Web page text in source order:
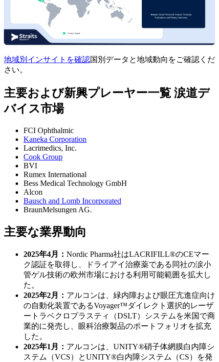
地域別インサイトを確認国別データと地域動向をご確認くだ
さい。
主要および新興プレーヤー一覧 涙道デ
バイス市場
FCI Ophthalmic
Kaneka Corporation
Lacrimedics, Inc.
Cook Group
BVI
Rumex International
Bess Medical Technology GmbH
Alcon
Bausch and Lomb Incorporated
BraunMelsungen AG.
主要な業界動向
2025年4月： Nordic Pharma社はLACRIFILL®のCEマー
ク認証を取得し、ドライアイ治療薬である同社の涙小
管ゲル技術の欧州市場における利用可能範囲を拡大し
た。
2025年2月： アルコンは、緑内障および眼圧亢進症向け
の自動化装置であるVoyager™ダイレクト選択的レーザ
ートラベクロプラスティ（DSLT）システムを米国で商
業的に発売し、眼科治療製品のポートフォリオを拡充
した。
2025年1月： アルコンは、UNITY®硝子体網膜白内障シ
ステム（VCS）とUNITY®白内障システム（CS）を発